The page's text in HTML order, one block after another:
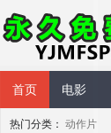
永久免费视频
首页 电影
热门分类： 动作片